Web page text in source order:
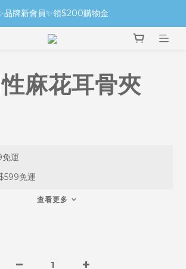
品牌新會員✨領$200購物金
麻花耳骨夾
運
免運
查看更多